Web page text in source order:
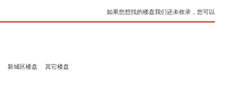
如果您想找的楼盘我们还未收录，您可以
新城区楼盘 其它楼盘